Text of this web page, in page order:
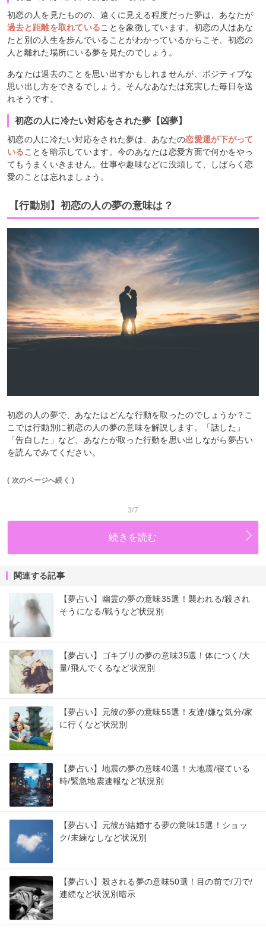
初恋の人を見たものの、遠くに見える程度だった夢は、あなたが
過去と距離を取れていることを象徴しています。初恋の人はあな
たと別の人生を歩んでいることがわかっているからこそ、初恋の
人と離れた場所にいる夢を見たのでしょう。
あなたは過去のことを思い出すかもしれませんが、ポジティブな
思い出し方をできるでしょう。そんなあなたは充実した毎日を送
れそうです。
初恋の人に冷たい対応をされた夢【凶夢】
初恋の人に冷たい対応をされた夢は、あなたの恋愛運が下がって
いる ことを暗示しています。今のあなたは恋愛方面で何かをやっ
てもうまくいきません。仕事や趣味などに没頭して、しばらく恋
愛のことは忘れましょう。
【行動別】初恋の人の夢の意味は？
初恋の人の夢で、あなたはどんな行動を取ったのでしょうか？こ
こでは行動別に初恋の人の夢の意味を解説します。「話した」
「告白した」など、あなたが取った行動を思い出しながら夢占い
を読んでみてください。
( 次のページへ続く )
3/7
続きを読む
関連する記事
【夢占い】幽霊の夢の意味35選！襲われる/殺され
そうになる/戦うなど状況別
【夢占い】ゴキブリの夢の意味35選！体につく/大
量/飛んでくるなど状況別
【夢占い】元彼の夢の意味55選！友達/嫌な気分/家
に行くなど状況別
【夢占い】地震の夢の意味40選！大地震/寝ている
時/緊急地震速報など状況別
【夢占い】元彼が結婚する夢の意味15選！ショッ
ク/未練なしなど状況別
【夢占い】殺される夢の意味50選！目の前で/刀で/
連続など状況別暗示